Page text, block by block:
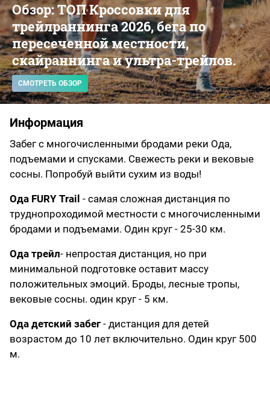
Обзор: ТОП Кроссовки для
трейлраннинга 2026, бега по
пересеченной местности,
скайраннинга и ультра-трейлов.
СМОТРЕТЬ ОБЗОР
Информация
Забег с многочисленными бродами реки Ода,
подъемами и спусками. Свежесть реки и вековые
сосны. Попробуй выйти сухим из воды!
Ода FURY Trail - самая сложная дистанция по
труднопроходимой местности с многочисленными
бродами и подъемами. Один круг - 25-30 км.
Ода трейл- непростая дистанция, но при
минимальной подготовке оставит массу
положительных эмоций. Броды, лесные тропы,
вековые сосны. один круг - 5 км.
Ода детский забег - дистанция для детей
возрастом до 10 лет включительно. Один круг 500
м.